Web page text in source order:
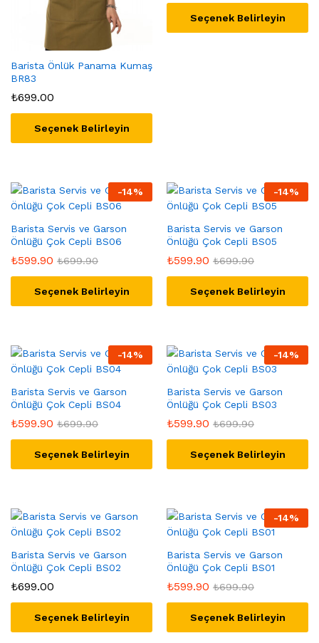
Barista Önlük Panama Kumaş
BR83
₺699.00
Seçenek Belirleyin
Seçenek Belirleyin
-14%
Barista Servis ve Garson
Önlüğü Çok Cepli BS06
₺599.90 ₺699.90
Seçenek Belirleyin
-14%
Barista Servis ve Garson
Önlüğü Çok Cepli BS05
₺599.90 ₺699.90
Seçenek Belirleyin
-14%
Barista Servis ve Garson
Önlüğü Çok Cepli BS04
₺599.90 ₺699.90
Seçenek Belirleyin
-14%
Barista Servis ve Garson
Önlüğü Çok Cepli BS03
₺599.90 ₺699.90
Seçenek Belirleyin
Barista Servis ve Garson
Önlüğü Çok Cepli BS02
₺699.00
Seçenek Belirleyin
-14%
Barista Servis ve Garson
Önlüğü Çok Cepli BS01
₺599.90 ₺699.90
Seçenek Belirleyin